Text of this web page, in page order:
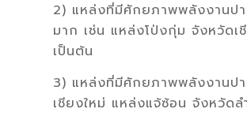
2) แหล่งที่มีศักยภาพพลังงานป
มาก เช่น แหล่งโป่งกุ่ม จังหวัด
เป็นต้น
3) แหล่งที่มีศักยภาพพลังงานป
เชียงใหม่ แหล่งแจ้ซ้อน จังหวัดล